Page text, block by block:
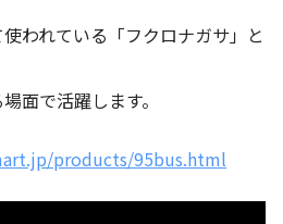
われている「フクロナガサ」と
面で活躍します。
products/95bus.html